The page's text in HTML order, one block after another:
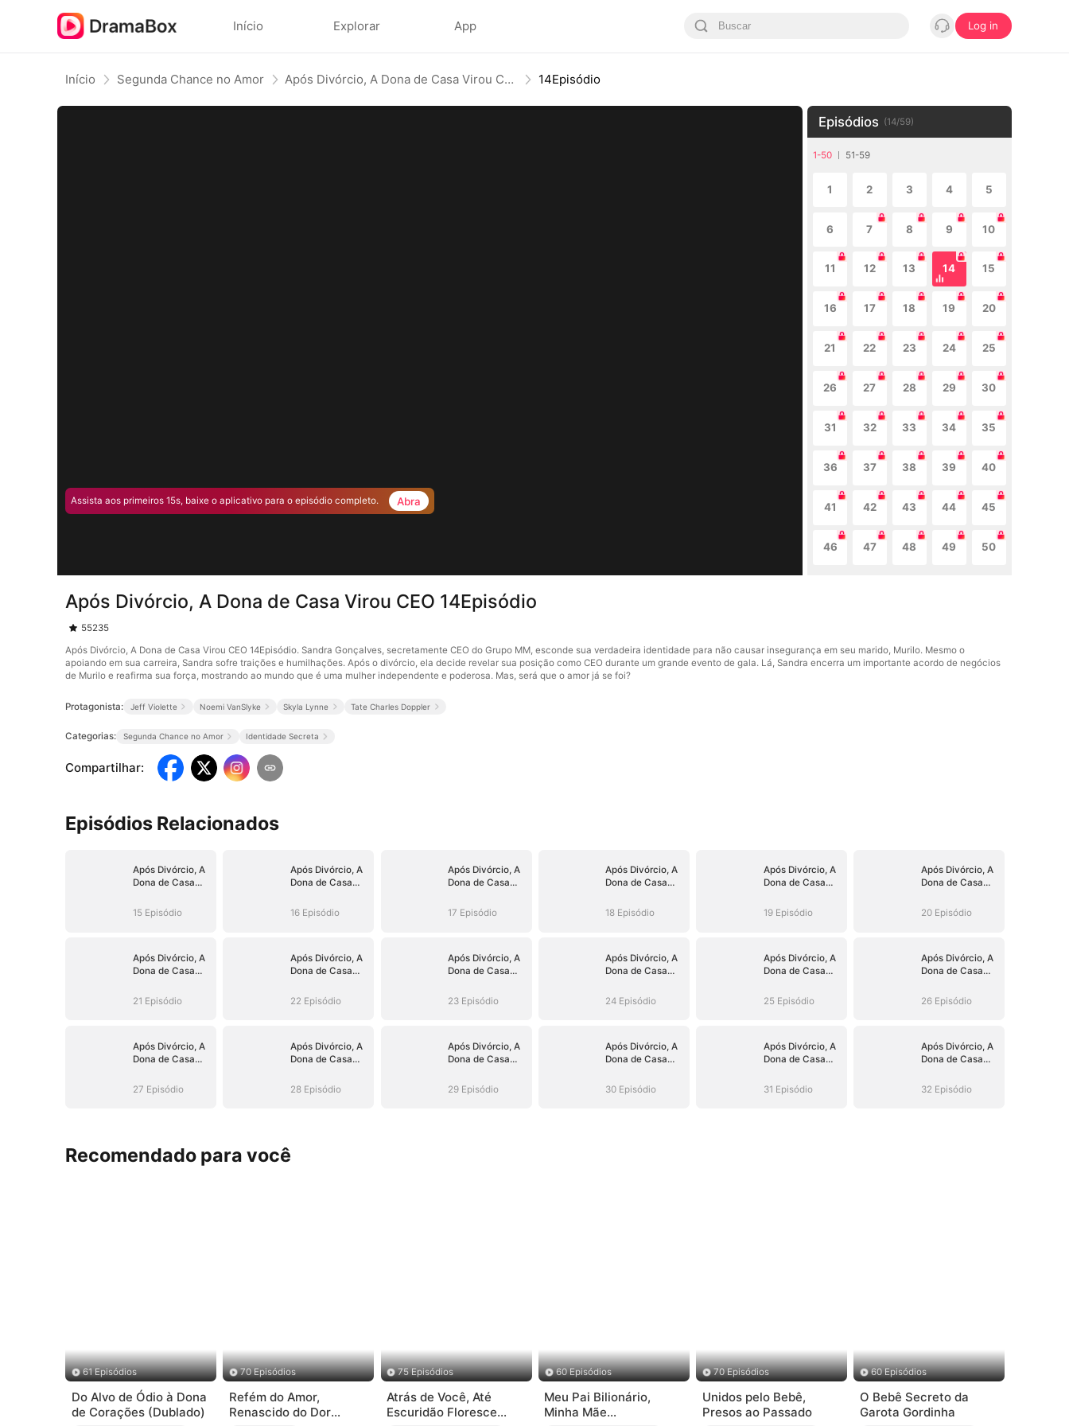
Início Explorar App Log in
Início Segunda Chance no Amor Após Divórcio, A Dona de Casa Virou CEO 14Episódio
Assista aos primeiros 15s, baixe o aplicativo para o episódio completo. Abra
Episódios (14/59)
1-50 51-59
1 2 3 4 5
6 7 8 9 10
11 12 13 14 15
16 17 18 19 20
21 22 23 24 25
26 27 28 29 30
31 32 33 34 35
36 37 38 39 40
41 42 43 44 45
46 47 48 49 50
Após Divórcio, A Dona de Casa Virou CEO 14Episódio
55235
Após Divórcio, A Dona de Casa Virou CEO 14Episódio. Sandra Gonçalves, secretamente CEO do Grupo MM, esconde sua verdadeira identidade para não causar insegurança em seu marido, Murilo. Mesmo o
apoiando em sua carreira, Sandra sofre traições e humilhações. Após o divórcio, ela decide revelar sua posição como CEO durante um grande evento de gala. Lá, Sandra encerra um importante acordo de negócios
de Murilo e reafirma sua força, mostrando ao mundo que é uma mulher independente e poderosa. Mas, será que o amor já se foi?
Protagonista: Jeff Violette Noemi VanSlyke Skyla Lynne Tate Charles Doppler
Categorias: Segunda Chance no Amor Identidade Secreta
Compartilhar:
Episódios Relacionados
Após Divórcio, A
Dona de Casa
15 Episódio
Após Divórcio, A
Dona de Casa
16 Episódio
Após Divórcio, A
Dona de Casa
17 Episódio
Após Divórcio, A
Dona de Casa
18 Episódio
Após Divórcio, A
Dona de Casa
19 Episódio
Após Divórcio, A
Dona de Casa
20 Episódio
Após Divórcio, A
Dona de Casa
21 Episódio
Após Divórcio, A
Dona de Casa
22 Episódio
Após Divórcio, A
Dona de Casa
23 Episódio
Após Divórcio, A
Dona de Casa
24 Episódio
Após Divórcio, A
Dona de Casa
25 Episódio
Após Divórcio, A
Dona de Casa
26 Episódio
Após Divórcio, A
Dona de Casa
27 Episódio
Após Divórcio, A
Dona de Casa
28 Episódio
Após Divórcio, A
Dona de Casa
29 Episódio
Após Divórcio, A
Dona de Casa
30 Episódio
Após Divórcio, A
Dona de Casa
31 Episódio
Após Divórcio, A
Dona de Casa
32 Episódio
Recomendado para você
61 Episódios
Do Alvo de Ódio à Dona
de Corações (Dublado)
70 Episódios
Refém do Amor,
Renascido do Dor
75 Episódios
Atrás de Você, Até
Escuridão Floresce
60 Episódios
Meu Pai Bilionário,
Minha Mãe
70 Episódios
Unidos pelo Bebê,
Presos ao Passado
60 Episódios
O Bebê Secreto da
Garota Gordinha